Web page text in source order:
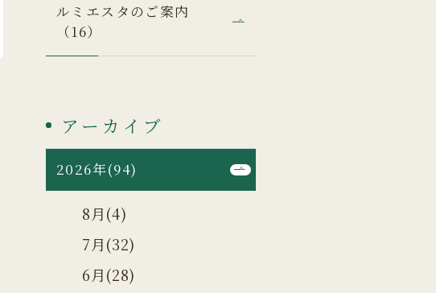
ルミエスタのご案内
（16）
アーカイブ
2026年(94)
8月(4)
7月(32)
6月(28)